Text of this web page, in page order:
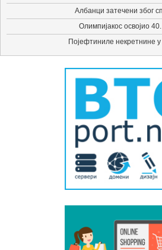
Албанци затечени због
Олимпијакос освојио
Појефтиниле некретнине